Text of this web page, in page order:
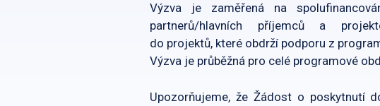
Výzva je zaměřená na
partnerů/hlavních příjemců a
do projektů, které obdrží podporu z
Výzva je průběžná pro celé programové
Upozorňujeme, že Žádost o poskytnutí